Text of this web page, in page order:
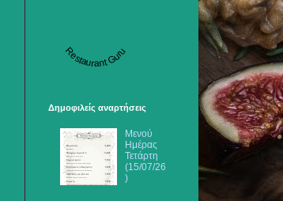
Restaurant Guru
Δημοφιλείς αναρτήσεις
Μενού
Ημέρας
Τετάρτη
(15/07/26
)